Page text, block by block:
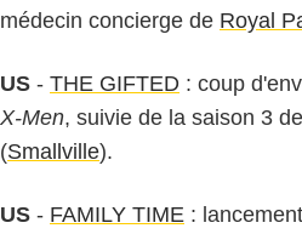
médecin concierge de Royal
US - THE GIFTED : coup
X-Men, suivie de la saison 3 de
(Smallville).
US - FAMILY TIME :